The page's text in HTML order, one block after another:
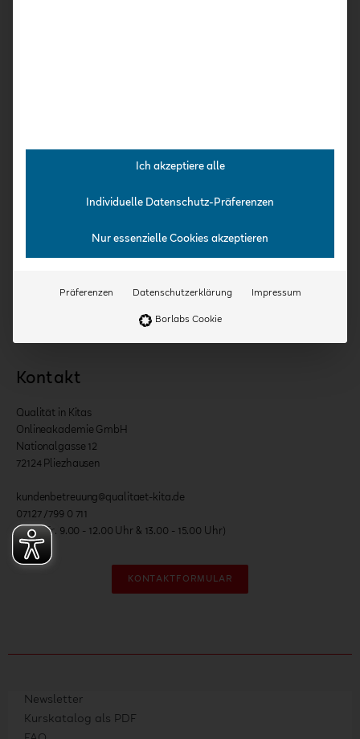
Veranstaltungen
Kontakt
Qualität in Kitas
Onlineakademie GmbH
Nationalgasse 12
72124 Pliezhausen
kundenbetreuung@qualitaet-kita.de
07127 /799 0 711
(Mo. - Fr. 9.00 - 12.00 Uhr & 13.00 - 15.00 Uhr)
KONTAKTFORMULAR
Newsletter
Kurskatalog als PDF
Ich akzeptiere alle
Individuelle Datenschutz-Präferenzen
Nur essenzielle Cookies akzeptieren
Präferenzen Datenschutzerklärung Impressum
Borlabs Cookie